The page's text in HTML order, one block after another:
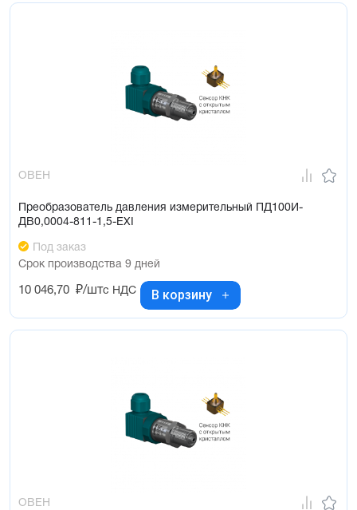
ОВЕН
Преобразователь давления измерительный ПД100И-
ДВ0,0004-811-1,5-ЕХI
Под заказ
Срок производства 9 дней
10 046,70 ₽/штс НДС В корзину
ОВЕН